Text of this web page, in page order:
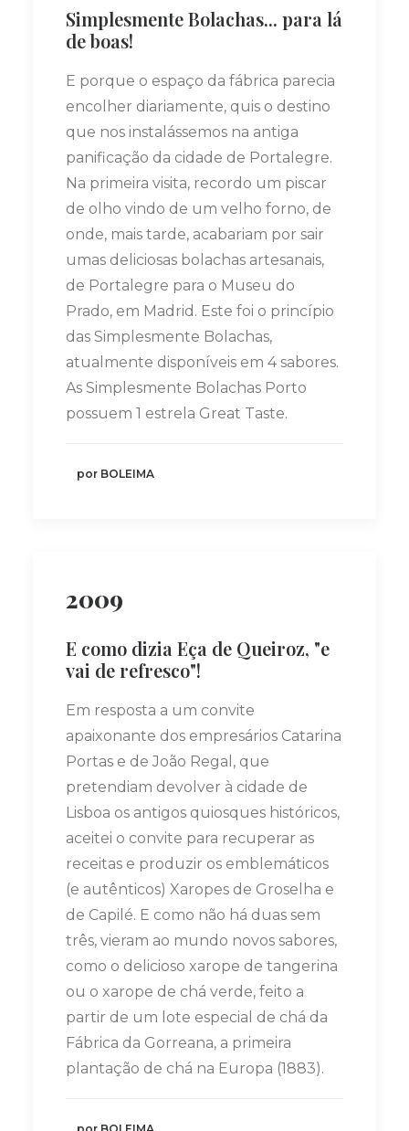
Simplesmente Bolachas... para lá
de boas!
E porque o espaço da fábrica parecia
encolher diariamente, quis o destino
que nos instalássemos na antiga
panificação da cidade de Portalegre.
Na primeira visita, recordo um piscar
de olho vindo de um velho forno, de
onde, mais tarde, acabariam por sair
umas deliciosas bolachas artesanais,
de Portalegre para o Museu do
Prado, em Madrid. Este foi o princípio
das Simplesmente Bolachas,
atualmente disponíveis em 4 sabores.
As Simplesmente Bolachas Porto
possuem 1 estrela Great Taste.
por BOLEIMA
2009
E como dizia Eça de Queiroz, "e
vai de refresco"!
Em resposta a um convite
apaixonante dos empresários Catarina
Portas e de João Regal, que
pretendiam devolver à cidade de
Lisboa os antigos quiosques históricos,
aceitei o convite para recuperar as
receitas e produzir os emblemáticos
(e autênticos) Xaropes de Groselha e
de Capilé. E como não há duas sem
três, vieram ao mundo novos sabores,
como o delicioso xarope de tangerina
ou o xarope de chá verde, feito a
partir de um lote especial de chá da
Fábrica da Gorreana, a primeira
plantação de chá na Europa (1883).